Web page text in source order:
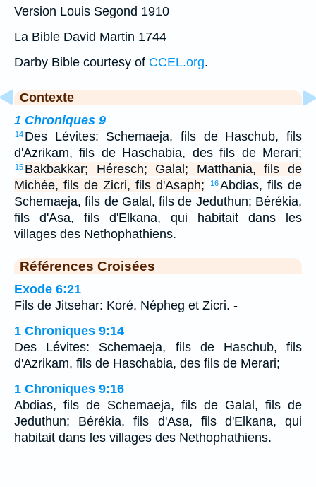
Version Louis Segond 1910
La Bible David Martin 1744
Darby Bible courtesy of CCEL.org.
Contexte
1 Chroniques 9
14 Des Lévites: Schemaeja, fils de Haschub, fils
d'Azrikam, fils de Haschabia, des fils de Merari;
15 Bakbakkar; Héresch; Galal; Matthania, fils de
Michée, fils de Zicri, fils d'Asaph;
16Abdias, fils de
Schemaeja, fils de Galal, fils de Jeduthun; Bérékia,
fils d'Asa, fils d'Elkana, qui habitait dans les
villages des Nethophathiens.
Références Croisées
Exode 6:21
Fils de Jitsehar: Koré, Népheg et Zicri. -
1 Chroniques 9:14
Des Lévites: Schemaeja, fils de Haschub, fils
d'Azrikam, fils de Haschabia, des fils de Merari;
1 Chroniques 9:16
Abdias, fils de Schemaeja, fils de Galal, fils de
Jeduthun; Bérékia, fils d'Asa, fils d'Elkana, qui
habitait dans les villages des Nethophathiens.